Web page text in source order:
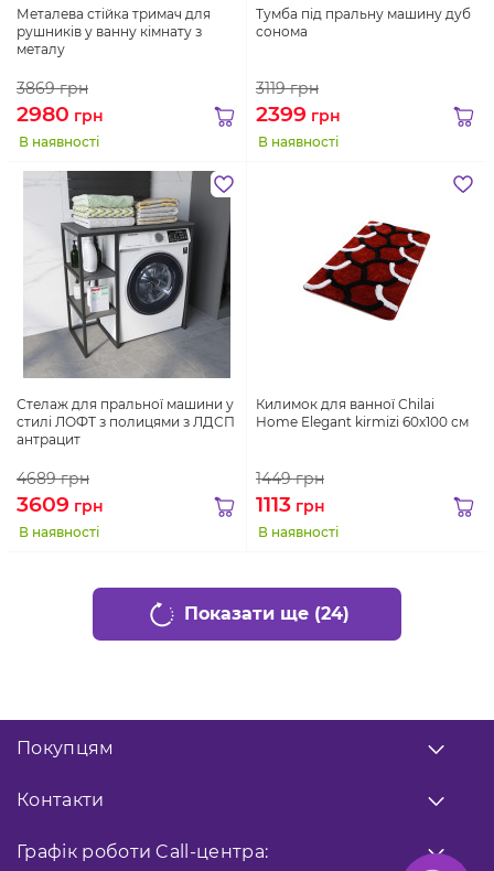
Металева стійка тримач для
рушників у ванну кімнату з
металу
3869грн
2980 грн
В наявності
Тумба під пральну машину дуб
сонома
3119грн
2399 грн
В наявності
Стелаж для пральної машини у
стилі ЛОФТ з полицями з ЛДСП
антрацит
4689грн
3609 грн
В наявності
Килимок для ванної Chilai
Home Elegant kirmizi 60х100 см
1449грн
1113 грн
В наявності
Показати ще (24)
Контакти
Передзвоніть мені
Графік роботиCall-центра:
Покупцям
Про нас
Доставка